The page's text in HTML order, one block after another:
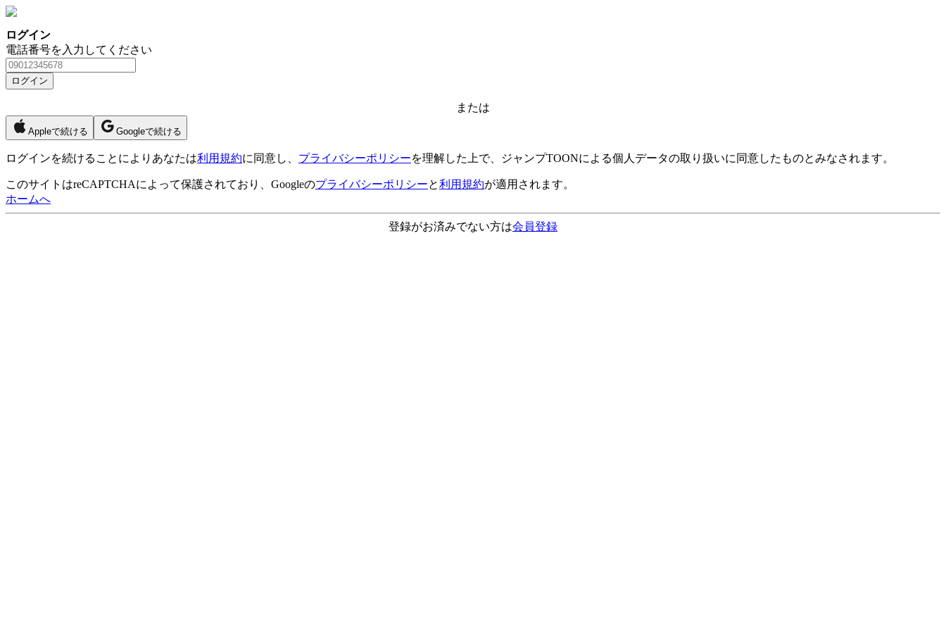
ログイン
電話番号を入力してください
ログイン
または
Appleで続ける Googleで続ける
ログインを続けることによりあなたは利用規約に同意し、 プライバシーポリシーを理解した上で、ジャンプTOONによる個人データの取り扱いに同意したものとみなされます。
このサイトはreCAPTCHAによって保護されており、Googleのプライバシーポリシーと利用規約が適用されます。
ホームへ
登録がお済みでない方は会員登録